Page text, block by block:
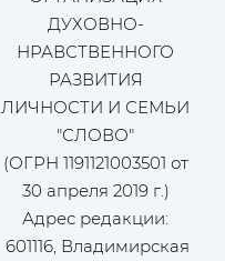
ДУХОВНО-
НРАВСТВЕННОГО
РАЗВИТИЯ
ЛИЧНОСТИ И СЕМЬИ
"СЛОВО"
(ОГРН 1191121003501 от
30 апреля 2019 г.)
Адрес редакции:
601116, Владимирская